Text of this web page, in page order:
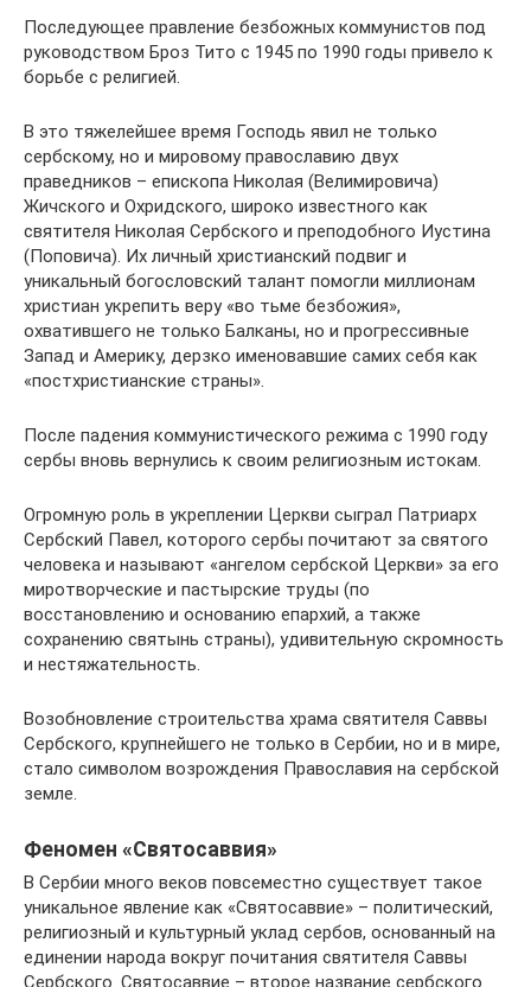
Последующее правление безбожных коммунистов под
руководством Броз Тито с 1945 по 1990 годы привело к
борьбе с религией.
В это тяжелейшее время Господь явил не только
сербскому, но и мировому православию двух
праведников – епископа Николая (Велимировича)
Жичского и Охридского, широко известного как
святителя Николая Сербского и преподобного Иустина
(Поповича). Их личный христианский подвиг и
уникальный богословский талант помогли миллионам
христиан укрепить веру «во тьме безбожия»,
охватившего не только Балканы, но и прогрессивные
Запад и Америку, дерзко именовавшие самих себя как
«постхристианские страны».
После падения коммунистического режима с 1990 году
сербы вновь вернулись к своим религиозным истокам.
Огромную роль в укреплении Церкви сыграл Патриарх
Сербский Павел, которого сербы почитают за святого
человека и называют «ангелом сербской Церкви» за его
миротворческие и пастырские труды (по
восстановлению и основанию епархий, а также
сохранению святынь страны), удивительную скромность
и нестяжательность.
Возобновление строительства храма святителя Саввы
Сербского, крупнейшего не только в Сербии, но и в мире,
стало символом возрождения Православия на сербской
земле.
Феномен «Святосаввия»
В Сербии много веков повсеместно существует такое
уникальное явление как «Святосаввие» – политический,
религиозный и культурный уклад сербов, основанный на
единении народа вокруг почитания святителя Саввы
Сербского. Святосаввие – второе название сербского